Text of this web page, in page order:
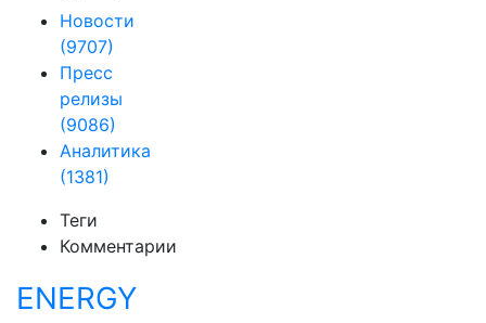
Новости
(9707)
Пресс
релизы
(9086)
Аналитика
(1381)
Теги
Комментарии
ENERGY